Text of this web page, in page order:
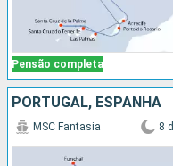
Pensão completa
PORTUGAL, ESPANHA
MSC Fantasia 8 d